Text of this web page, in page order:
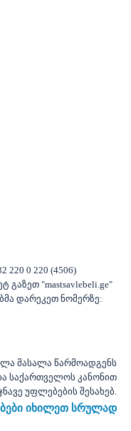
220 0 220 (4506)
"mastsavlebeli.ge"
დარეკეთ ნომერზე:
მასალა წარმოადგენს
საქართველოს კანონით
უფლებების შესახებ.
იხილეთ სრულად